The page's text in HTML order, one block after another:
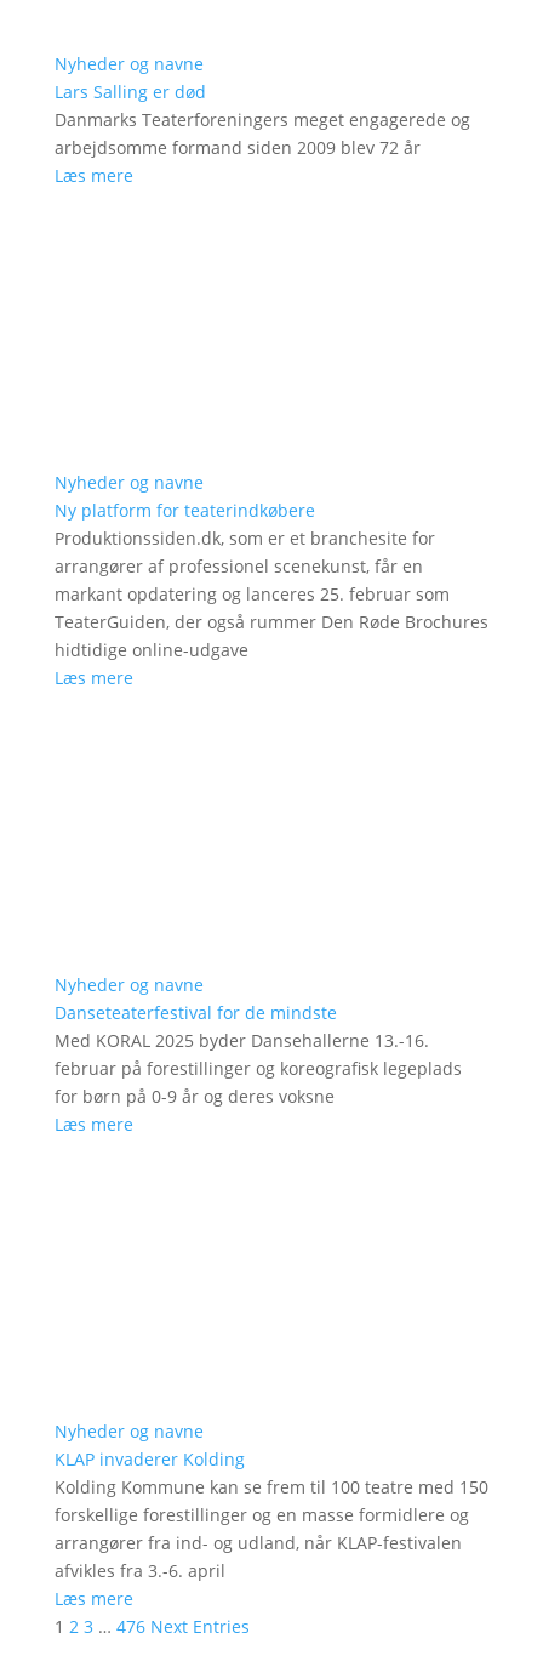
Nyheder og navne
Lars Salling er død
Danmarks Teaterforeningers meget engagerede og
arbejdsomme formand siden 2009 blev 72 år
Læs mere
Nyheder og navne
Ny platform for teaterindkøbere
Produktionssiden.dk, som er et branchesite for
arrangører af professionel scenekunst, får en
markant opdatering og lanceres 25. februar som
TeaterGuiden, der også rummer Den Røde Brochures
hidtidige online-udgave
Læs mere
Nyheder og navne
Danseteaterfestival for de mindste
Med KORAL 2025 byder Dansehallerne 13.-16.
februar på forestillinger og koreografisk legeplads
for børn på 0-9 år og deres voksne
Læs mere
Nyheder og navne
KLAP invaderer Kolding
Kolding Kommune kan se frem til 100 teatre med 150
forskellige forestillinger og en masse formidlere og
arrangører fra ind- og udland, når KLAP-festivalen
afvikles fra 3.-6. april
Læs mere
1 2 3 … 476 Next Entries